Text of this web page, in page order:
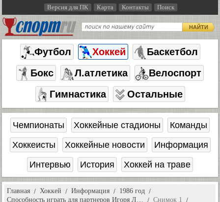
Версия для ПК Карта Контакты Поиск
НАЙТИ
Футбол Хоккей
Баскетбол
Бокс
Л.атлетика
Велоспорт
Гимнастика
Остальные
Чемпионаты Хоккейные стадионы
Команды
Хоккеисты
Хоккейные новости
Информация
Интервью
История Хоккей на траве
Главная Хоккей Информация
1986 год
Способность играть для партнеров Игоря Л…
Снимок 1